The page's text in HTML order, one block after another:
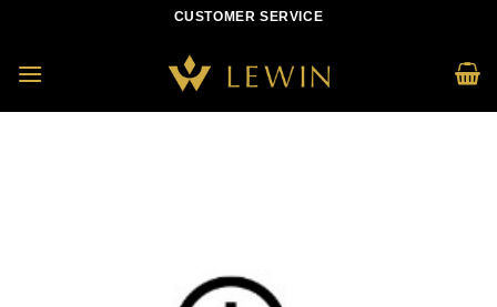
content
CUSTOMER SERVICE